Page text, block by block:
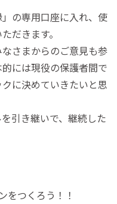
の専用口座に入れ、使
だきます。
さまからのご意見も参
には現役の保護者間で
に決めていきたいと思
引き継いで、継続した
つくろう！！